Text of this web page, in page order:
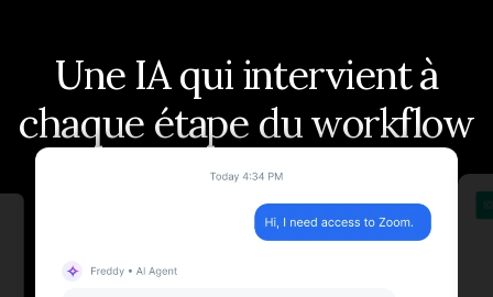
Une IA qui intervient à
chaque étape du workflow
Slide 1 of 4: Déployez une assistance informatique